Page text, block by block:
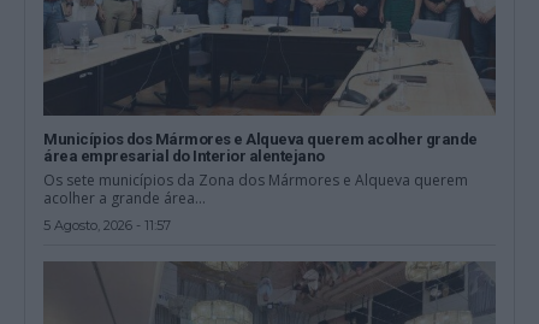
Municípios dos Mármores e Alqueva querem acolher grande
área empresarial do Interior alentejano
Os sete municípios da Zona dos Mármores e Alqueva querem
acolher a grande área...
5 Agosto, 2026 - 11:57